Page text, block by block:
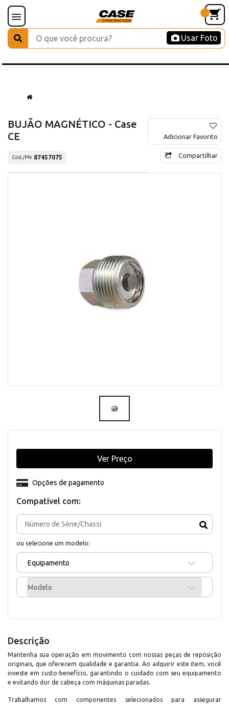
Usar Foto
BUJÃO MAGNÉTICO - Case
CE
Cód./PN 87457075
Adicionar Favorito
Compartilhar
Compativel com:
ou selecione um modelo:
Equipamento
Modelo
Opções de pagamento
Ver Preço
Descrição
Mantenha sua operação em movimento com nossas peças de reposição
originais, que oferecem qualidade e garantia. Ao adquirir este item, você
investe em custo-benefício, garantindo o cuidado com seu equipamento
e evitando dor de cabeça com máquinas paradas.
Trabalhamos com componentes selecionados para assegurar